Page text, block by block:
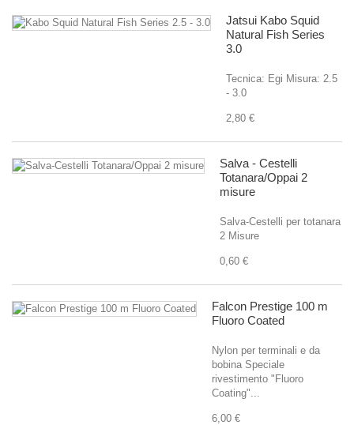
Jatsui Kabo Squid
Natural Fish Series
3.0
Tecnica: Egi Misura: 2.5
- 3.0
2,80 €
Salva - Cestelli
Totanara/Oppai 2
misure
Salva-Cestelli per totanara
2 Misure
0,60 €
Falcon Prestige 100 m
Fluoro Coated
Nylon per terminali e da
bobina Speciale
rivestimento "Fluoro
Coating"...
6,00 €